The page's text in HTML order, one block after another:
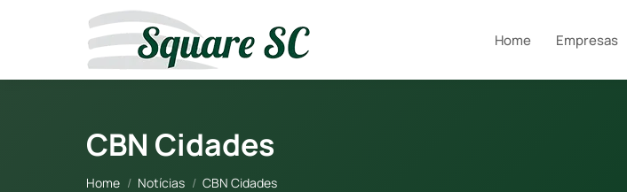
Home Empresas
CBN Cidades
You are here:
Home Notícias CBN Cidades